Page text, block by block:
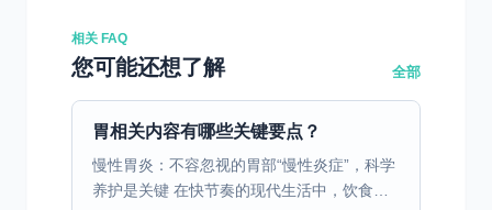
相关 FAQ
您可能还想了解 全部
胃相关内容有哪些关键要点？
慢性胃炎：不容忽视的胃部“慢性炎症”，科学
养护是关键 在快节奏的现代生活中，饮食不